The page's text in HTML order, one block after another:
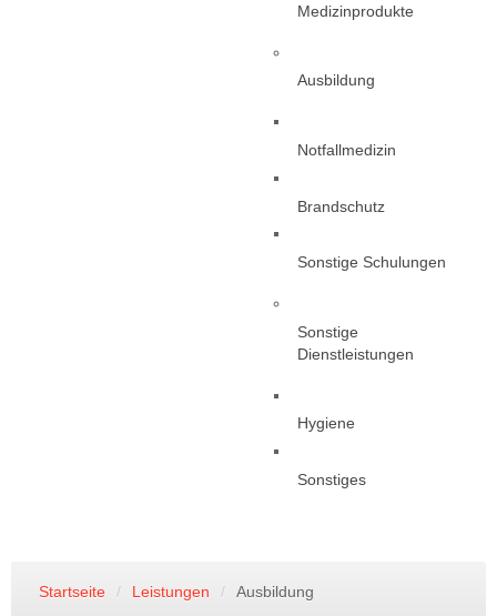
Medizinprodukte
Ausbildung
Notfallmedizin
Brandschutz
Sonstige Schulungen
Sonstige
Dienstleistungen
Hygiene
Sonstiges
Startseite / Leistungen / Ausbildung